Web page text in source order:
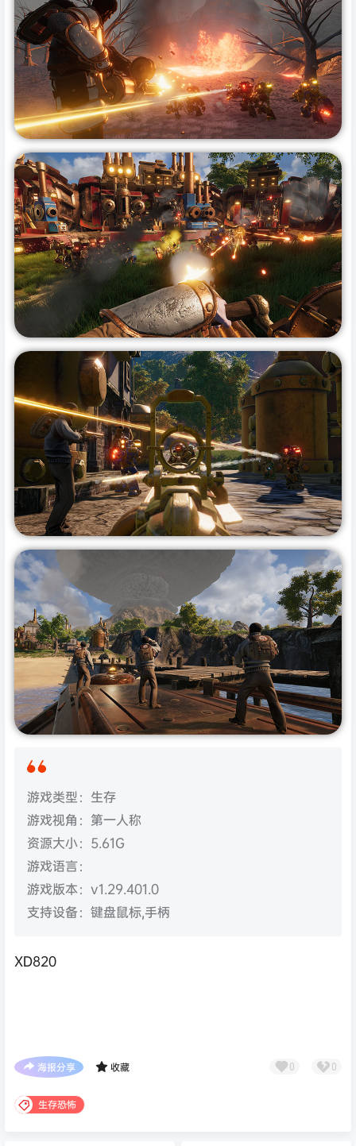
游戏类型：生存
游戏视角：第一人称
资源大小：5.61G
游戏语言：
游戏版本：v1.29.401.0
支持设备：键盘鼠标,手柄
XD820
海报分享 收藏 0 0
生存恐怖